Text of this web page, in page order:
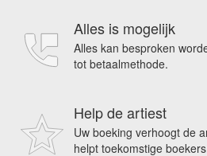
Alles is mogelijk
Alles kan besproken
tot betaalmethode.
Help de artiest
Uw boeking verhoogt de
helpt toekomstige